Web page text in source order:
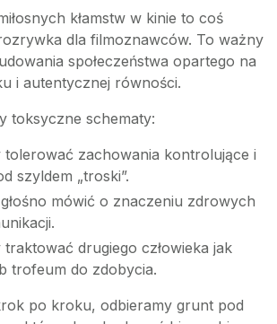
kłamstw w kinie to coś
dla filmoznawców. To ważny
społeczeństwa opartego na
i autentycznej równości.
toksyczne schematy:
tolerować zachowania kontrolujące i
szyldem „troski”.
mówić o znaczeniu zdrowych
traktować drugiego człowieka jak
trofeum do zdobycia.
po kroku, odbieramy grunt pod